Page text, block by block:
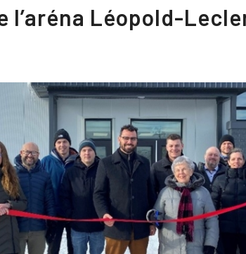
l’aréna Léopold-